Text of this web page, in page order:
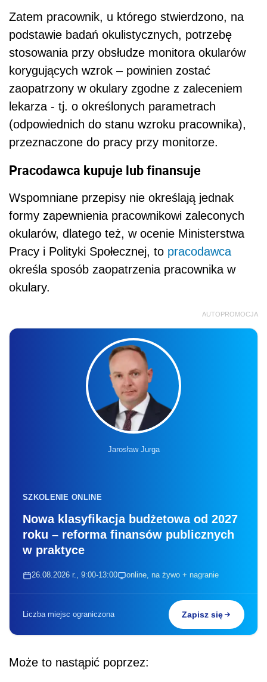
Zatem pracownik, u którego stwierdzono, na
podstawie badań okulistycznych, potrzebę
stosowania przy obsłudze monitora okularów
korygujących wzrok – powinien zostać
zaopatrzony w okulary zgodne z zaleceniem
lekarza - tj. o określonych parametrach
(odpowiednich do stanu wzroku pracownika),
przeznaczone do pracy przy monitorze.
Pracodawca kupuje lub finansuje
Wspomniane przepisy nie określają jednak
formy zapewnienia pracownikowi zaleconych
okularów, dlatego też, w ocenie Ministerstwa
Pracy i Polityki Społecznej, to pracodawca
określa sposób zaopatrzenia pracownika w
okulary.
AUTOPROMOCJA
Jarosław Jurga
SZKOLENIE ONLINE
Nowa klasyfikacja budżetowa od 2027
roku – reforma finansów publicznych
w praktyce
26.08.2026 r., 9:00-13:00 online, na żywo + nagranie
Liczba miejsc ograniczona Zapisz się
Może to nastąpić poprzez: